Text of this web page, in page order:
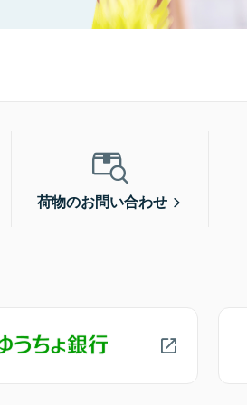
荷物のお問い合わせ